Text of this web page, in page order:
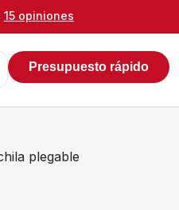
15 opiniones
Presupuesto rápido
plegable